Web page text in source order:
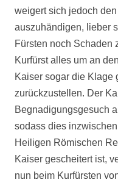
weigert sich jedoch
auszuhändigen, lieber
Fürsten noch Schaden
Kurfürst alles um an
Kaiser sogar die Klage
zurückzustellen. Der
Begnadigungsgesuch
sodass dies
Heiligen Römischen
Kaiser gescheitert ist,
nun beim Kurfürsten